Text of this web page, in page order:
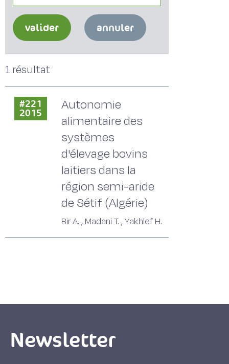
valider annuler
1 résultat
#221
2015
Autonomie
alimentaire des
systèmes
d'élevage bovins
laitiers dans la
région semi-aride
de Sétif (Algérie)
Bir A. , Madani T. , Yakhlef H.
Newsletter